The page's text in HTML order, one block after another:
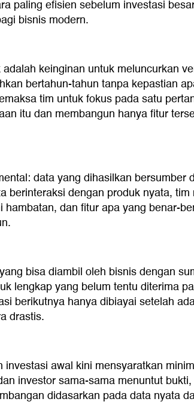
paling efisien sebelum investasi
bisnis modern.
keinginan untuk meluncurkan
bertahun-tahun tanpa kepastian
tim untuk fokus pada satu
itu dan membangun hanya fitur
data yang dihasilkan
dengan produk nyata,
dan fitur apa yang benar-
bisa diambil oleh bisnis dengan
lengkap yang belum tentu diterima
berikutnya hanya dibiayai setelah
drastis.
awal kini mensyaratkan
investor sama-sama menuntut
didasarkan pada data nyata